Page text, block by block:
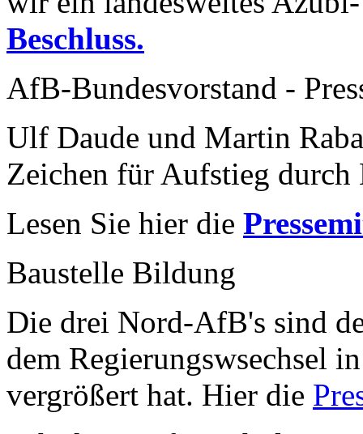
Beschluss.
AfB-Bundesvorstand -
Ulf Daude und Martin
Zeichen für Aufstieg durch
Lesen Sie hier die
Baustelle Bildung
Die drei Nord-AfB's sind
dem Regierungswsechsel
vergrößert hat. Hier die